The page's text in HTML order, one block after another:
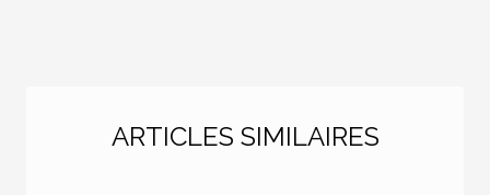
ARTICLES SIMILAIRES